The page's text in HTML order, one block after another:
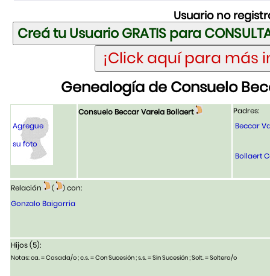
Usuario no
Genealogía de Consuelo
Agregue
su foto
Consuelo Beccar Varela Bollaert
Padres:
Beccar
Bollaert
Relación ( ) con:
Gonzalo Baigorria
Hijos (5):
Notas: ca. = Casada/o ; c.s. = Con Sucesión ; s.s. = Sin Sucesión ; Solt. = Soltera/o